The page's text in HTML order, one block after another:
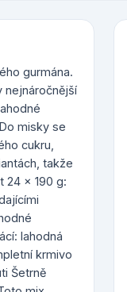
gurmána.
nejnáročnější
misky se
cukru,
takže
24 x 190 g:
lahodná
krmivo
Šetrně